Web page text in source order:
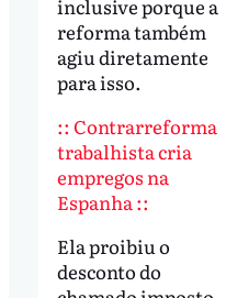
inclusive porque a
reforma também
agiu diretamente
para isso.
:: Contrarreforma
trabalhista cria
empregos na
Espanha ::
Ela proibiu o
desconto do